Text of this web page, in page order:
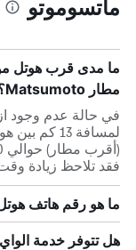
ماتسوموتو
ما مدى قرب هوتل
مطار Matsumoto؟
في حالة عدم وجود
فقد تلاحظ زيادة
ما هو رقم هاتف
هل تتوفر خدمة